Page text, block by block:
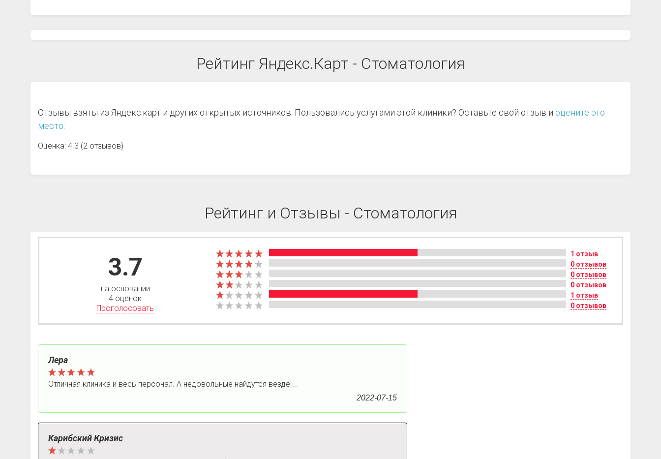
Рейтинг Яндекс.Карт - Стоматология
Отзывы взяты из Яндекс.карт и других открытых источников. Пользовались услугами этой клиники? Оставьте свой отзыв и оцените это
место:
Оценка: 4.3 (2 отзывов)
Рейтинг и Отзывы - Стоматология
3.7
на основании
4 оценок
Проголосовать
1 отзыв
0 отзывов
0 отзывов
0 отзывов
1 отзыв
0 отзывов
Лера
Отличная клиника и весь персонал. А недовольные найдутся везде....
2022-07-15
Карибский Кризис